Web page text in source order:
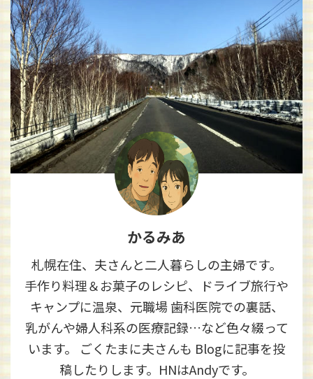
かるみあ
札幌在住、夫さんと二人暮らしの主婦です。
手作り料理＆お菓子のレシピ、ドライブ旅行や
キャンプに温泉、元職場 歯科医院での裏話、
乳がんや婦人科系の医療記録…など色々綴って
います。 ごくたまに夫さんも Blogに記事を投
稿したりします。HNはAndyです。